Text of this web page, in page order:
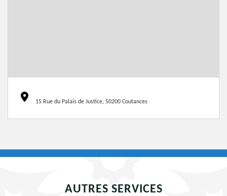
15 Rue du Palais de Justice, 50200 Coutances
AUTRES SERVICES